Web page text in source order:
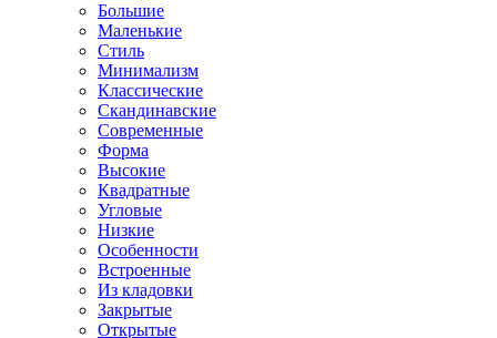
Большие
Маленькие
Стиль
Минимализм
Классические
Скандинавские
Современные
Форма
Высокие
Квадратные
Угловые
Низкие
Особенности
Встроенные
Из кладовки
Закрытые
Открытые